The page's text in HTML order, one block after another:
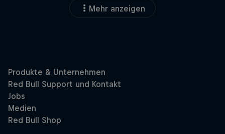
Mehr anzeigen